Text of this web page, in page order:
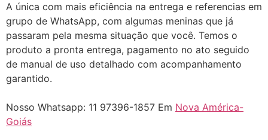
A única com mais eficiência na entrega e referencias em
grupo de WhatsApp, com algumas meninas que já
passaram pela mesma situação que você. Temos o
produto a pronta entrega, pagamento no ato seguido
de manual de uso detalhado com acompanhamento
garantido.
Nosso Whatsapp: 11 97396-1857 Em Nova América-
Goiás
"só de ter dúvida já é uma
resposta" muito isso, disse tudo
22/05/2026 16:35:20
Eu estou preparada em varias